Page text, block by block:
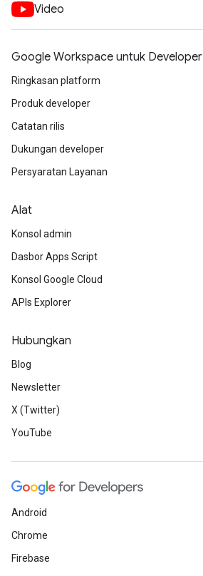
Video
Google Workspace untuk Developer
Ringkasan platform
Produk developer
Catatan rilis
Dukungan developer
Persyaratan Layanan
Alat
Konsol admin
Dasbor Apps Script
Konsol Google Cloud
APIs Explorer
Hubungkan
Blog
Newsletter
X (Twitter)
YouTube
Android
Chrome
Firebase